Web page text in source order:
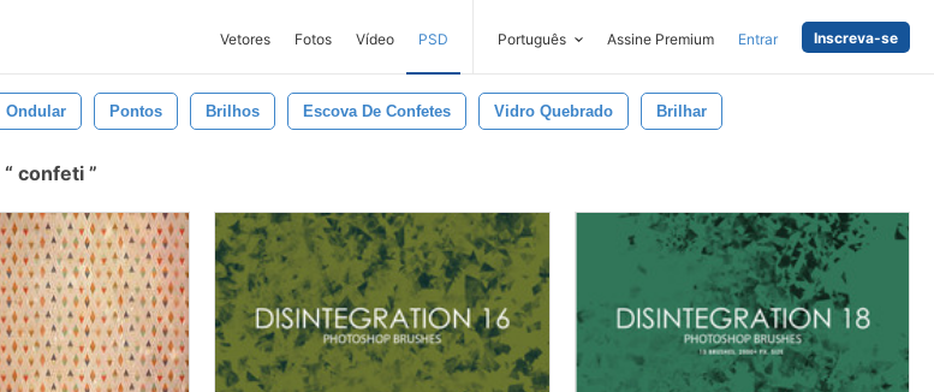
Vetores Fotos Vídeo PSD Português Assine Premium Entrar Inscreva-se
Ondular Pontos Brilhos Escova De Confetes Vidro Quebrado Brilhar
confeti